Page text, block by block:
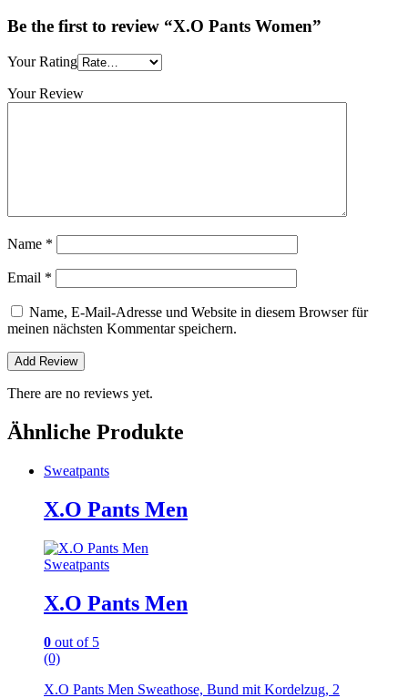
Be the first to review “X.O Pants Women”
Your Rating
Your Review
Name *
Email *
Name, E-Mail-Adresse und Website in diesem Browser für
meinen nächsten Kommentar speichern.
There are no reviews yet.
Ähnliche Produkte
Sweatpants
X.O Pants Men
Sweatpants
X.O Pants Men
0 out of 5
(0)
X.O Pants Men Sweathose, Bund mit Kordelzug, 2